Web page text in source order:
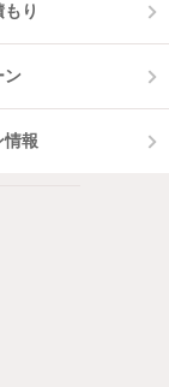
り
ン
情報